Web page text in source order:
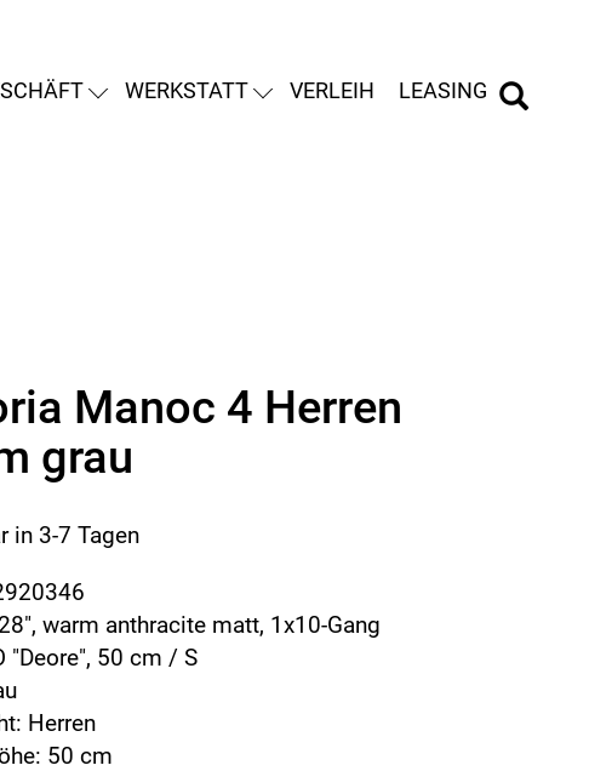
WERKSTATT VERLEIH LEASING
Manoc 4 Herren
grau
in 3-7 Tagen
warm anthracite matt, 1x10-Gang
"Deore", 50 cm / S
Herren
50 cm